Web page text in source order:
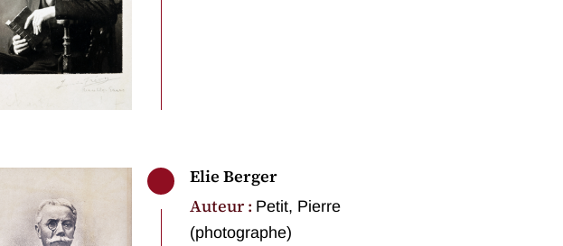
Elie Berger
Auteur : Petit, Pierre
(photographe)